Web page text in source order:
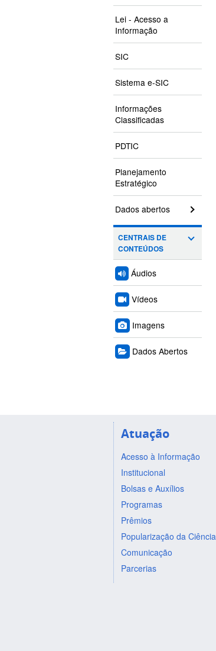
Lei - Acesso a
Informação
SIC
Sistema e-SIC
Informações
Classificadas
PDTIC
Planejamento
Estratégico
Dados abertos
CENTRAIS DE
CONTEÚDOS
Áudios
Vídeos
Imagens
Dados Abertos
Atuação
Acesso à Informação
Institucional
Bolsas e Auxílios
Programas
Prêmios
Popularização da Ciência
Comunicação
Parcerias